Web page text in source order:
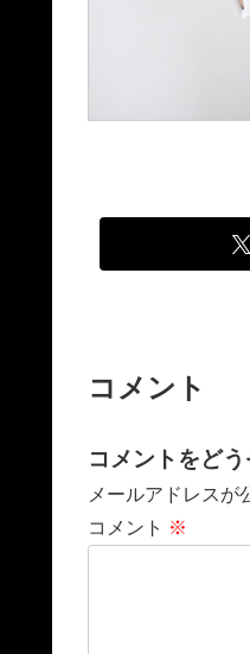
コメント
コメントをどう
メールアドレスが
コメント ※